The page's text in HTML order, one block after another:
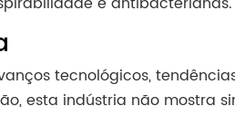
tecnológicos,
esta indústria não mostra